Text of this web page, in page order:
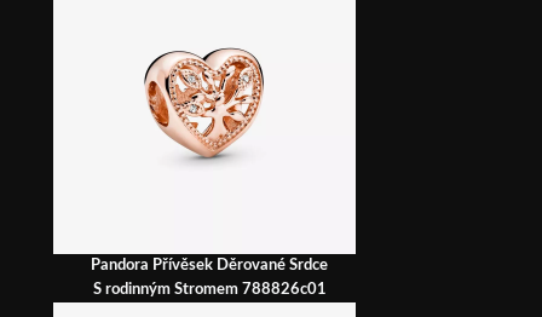
Pandora Přívěsek Děrované Srdce
S rodinným Stromem 788826c01